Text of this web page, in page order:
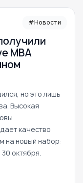
#Новости
MBA
но это лишь
Высокая
качество
на новый набор:
октября.